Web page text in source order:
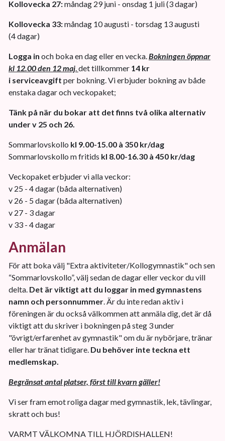
Kollovecka 27:måndag 29 juni - onsdag 1 juli (3 dagar)
Kollovecka 33:måndag 10 augusti - torsdag 13 augusti
(4 dagar)
Logga in och boka en dag eller en vecka. Bokningen öppnar
kl 12.00 den 12 maj det tillkommer 14 kr
i serviceavgift per bokning. Vi erbjuder bokning av både
enstaka dagar och veckopaket;
Tänk på när du bokar att det finns två olika alternativ
under v 25 och 26.
Sommarlovskollo kl 9.00-15.00 à 350 kr/dag
Sommarlovskollo m fritids kl 8.00-16.30 à 450 kr/dag
Veckopaket erbjuder vi alla veckor:
v 25 - 4 dagar (båda alternativen)
v 26 - 5 dagar (båda alternativen)
v 27 - 3 dagar
v 33 - 4 dagar
Anmälan
För att boka välj "Extra aktiviteter/Kollogymnastik" och sen
“Sommarlovskollo”, välj sedan de dagar eller veckor du vill
delta. Det är viktigt att du loggar in med gymnastens
namn och personnummer . Är du inte redan aktiv i
föreningen är du också välkommen att anmäla dig, det är då
viktigt att du skriver i bokningen på steg 3 under
"övrigt/erfarenhet av gymnastik" om du är nybörjare, tränar
eller har tränat tidigare. Du behöver inte teckna ett
medlemskap.
Begränsat antal platser, först till kvarn gäller!
Vi ser fram emot roliga dagar med gymnastik, lek, tävlingar,
skratt och bus!
VARMT VÄLKOMNA TILL HJÖRDISHALLEN!